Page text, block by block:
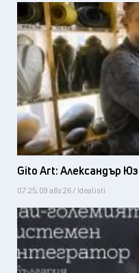
Gito Art: Александър
07:25, 09 авг 26 / Idealisti